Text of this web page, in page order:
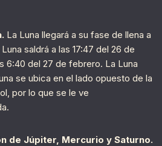
La Luna llegará a su fase de llena a
saldrá a las 17:47 del 26 de
6:40 del 27 de febrero. La Luna
se ubica en el lado opuesto de la
por lo que se le ve
de Júpiter, Mercurio y Saturno.